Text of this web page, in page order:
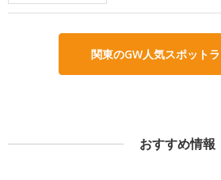
関東のGW人気スポット
おすすめ情報